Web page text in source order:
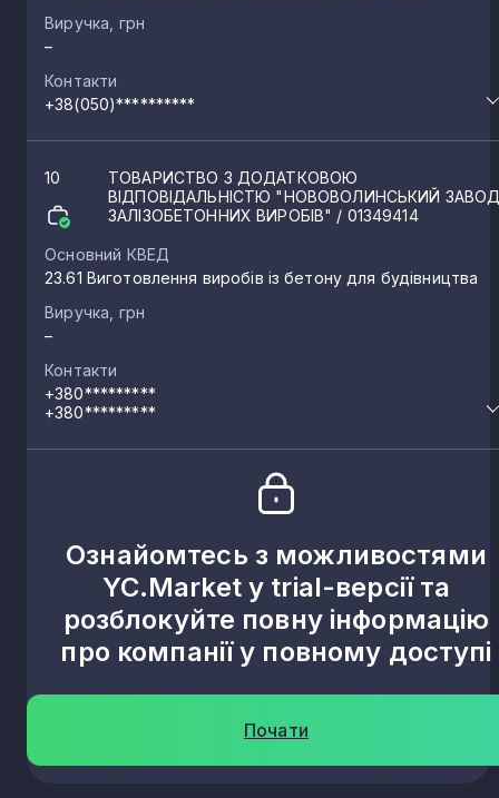
Виручка, грн
–
Контакти
+38(050)**********
10
ТОВАРИСТВО З ДОДАТКОВОЮ
ВІДПОВІДАЛЬНІСТЮ "НОВОВОЛИНСЬКИЙ
ЗАЛІЗОБЕТОННИХ ВИРОБІВ" / 01349414
Основний КВЕД
23.61 Виготовлення виробів із бетону для будівництва
Виручка, грн
–
Контакти
+380*********
+380*********
Ознайомтесь з можливостями
YC.Market у trial-версії та
розблокуйте повну інформацію
про компанії у повному доступі
Почати